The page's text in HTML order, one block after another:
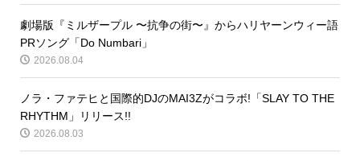
劇場版『ミルザープル 〜抗争の街〜』からハリヤーンウィー語
PRソング「Do Numbari」
2026.08.04
ノラ・ファテヒと国際的DJのMAI3Zがコラボ!「SLAY TO THE
RHYTHM」リリース!!
2026.08.03